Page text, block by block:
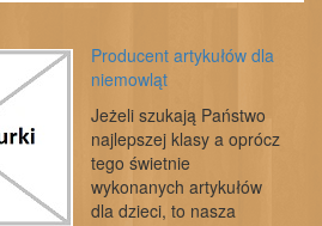
Producent artykułów dla
niemowląt
Jeżeli szukają Państwo
najlepszej klasy a oprócz
tego świetnie
wykonanych artykułów
dla dzieci, to nasza